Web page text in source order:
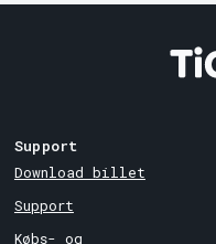
Support
Download billet
Support
Købs- og